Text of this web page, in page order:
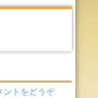
ントをどうぞ